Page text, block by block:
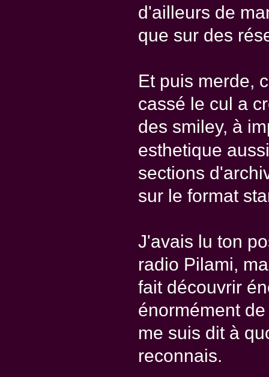
d'ailleurs de
que sur des
Et puis merde,
cassé le cul a
des smiley, à
esthetique
sections
sur le format
J'avais lu ton
radio Pilami,
fait découvrir
énormément
me suis dit à
reconnais.